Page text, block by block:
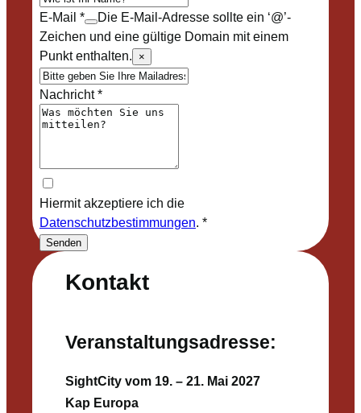
Kontakt
Veranstaltungsadresse:
SightCity vom 19. – 21. Mai 2027
Kap Europa
E-Mail *
Die E-Mail-Adresse sollte ein ‘@’-
Zeichen und eine gültige Domain mit einem
Punkt enthalten.
×
Nachricht*
Hiermit akzeptiere ich die
Datenschutzbestimmungen. *
Senden